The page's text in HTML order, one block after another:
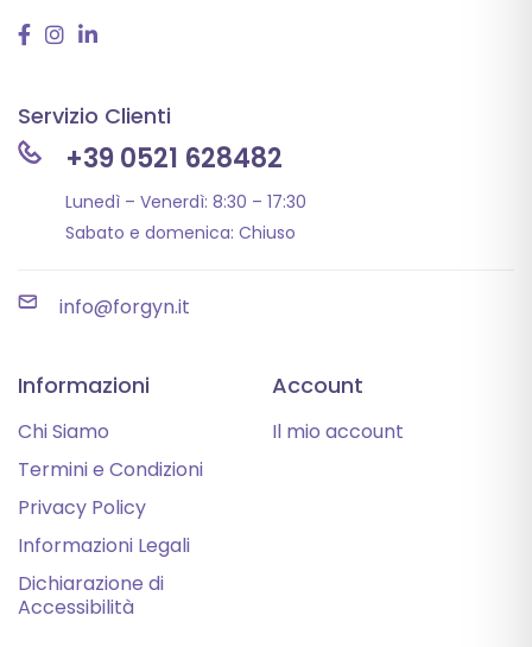
Servizio Clienti
+39 0521 628482
Lunedì – Venerdì: 8:30 – 17:30
Sabato e domenica: Chiuso
info@forgyn.it
Informazioni
Chi Siamo
Termini e Condizioni
Privacy Policy
Informazioni Legali
Dichiarazione di
Accessibilità
Account
Il mio account